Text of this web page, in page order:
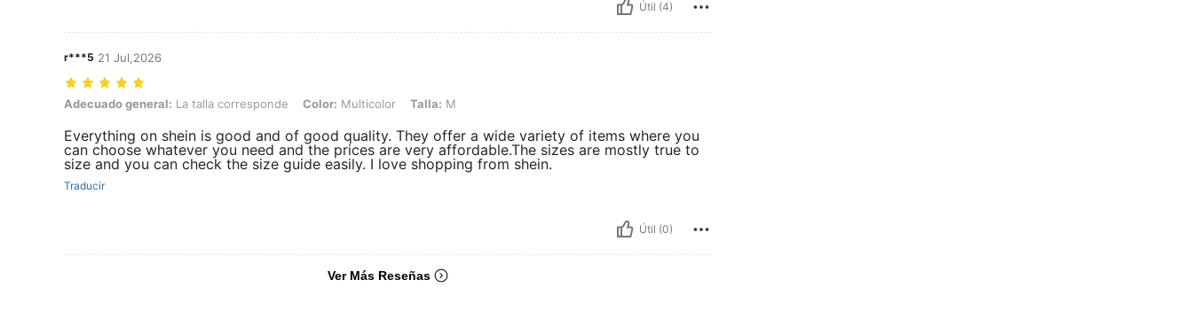
Útil (4)
r***5 21 Jul,2026
Adecuado general: La talla corresponde, Color: Multicolor, Talla: M
Adecuado general: La talla corresponde Color: Multicolor Talla: M
Everything on shein is good and of good quality. They offer a wide variety of items where you
can choose whatever you need and the prices are very affordable.The sizes are mostly true to
size and you can check the size guide easily. I love shopping from shein.
Traducir
Útil (0)
Ver Más Reseñas